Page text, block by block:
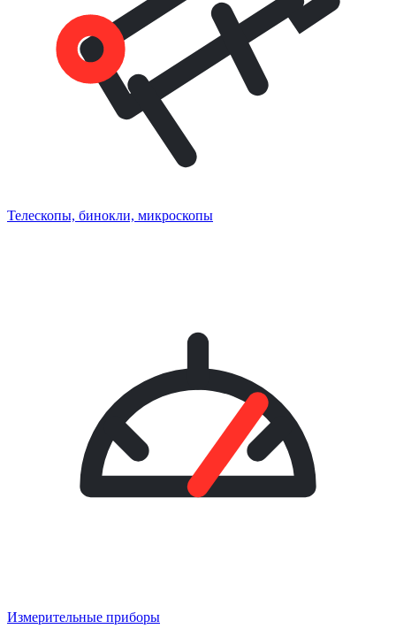
Телескопы, бинокли, микроскопы
Измерительные приборы